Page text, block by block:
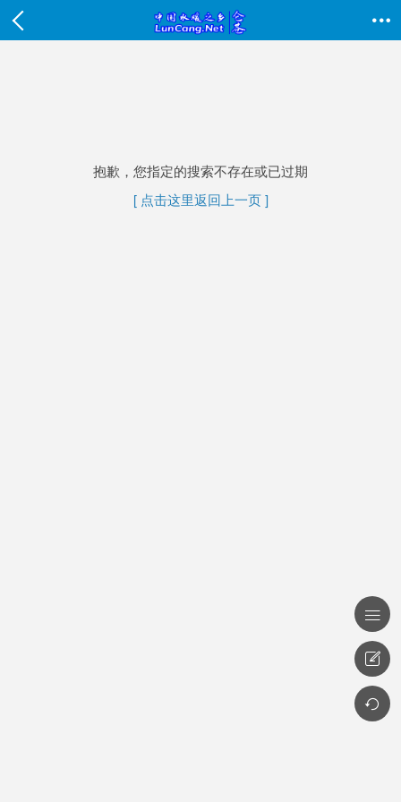

抱歉，您指定的搜索不存在或已过期
[ 点击这里返回上一页 ]


